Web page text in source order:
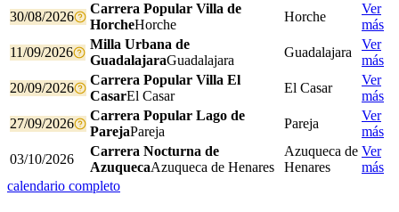
30/08/2026
Carrera Popular Villa de
HorcheHorche
Horche
Ver
más
11/09/2026
Milla Urbana de
GuadalajaraGuadalajara
Guadalajara
Ver
más
20/09/2026
Carrera Popular Villa El
CasarEl Casar
El Casar
Ver
más
27/09/2026
Carrera Popular Lago de
ParejaPareja
Pareja
Ver
más
03/10/2026
Carrera Nocturna de
AzuquecaAzuqueca de Henares
Azuqueca de
Henares
Ver
más
calendario completo